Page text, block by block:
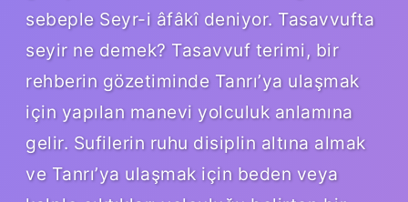
sebeple Seyr-i âfâkî deniyor. Tasavvufta
seyir ne demek? Tasavvuf terimi, bir
rehberin gözetiminde Tanrı’ya ulaşmak
için yapılan manevi yolculuk anlamına
gelir. Sufilerin ruhu disiplin altına almak
ve Tanrı’ya ulaşmak için beden veya